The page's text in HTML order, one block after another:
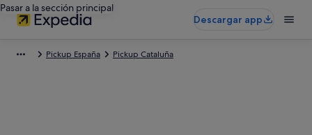
Pasar a la sección principal
Descargar app
Pickup España Pickup Cataluña